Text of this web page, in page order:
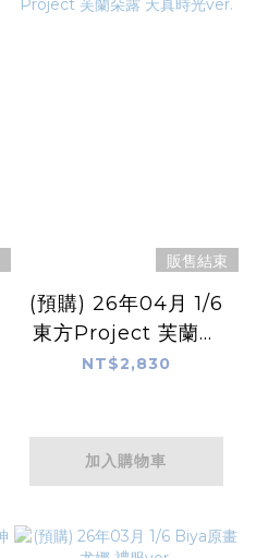
販售結束
(預購) 26年04月 1/6
東方Project 芙蘭朵
露 天真時光ver.
NT$2,830
加入購物車